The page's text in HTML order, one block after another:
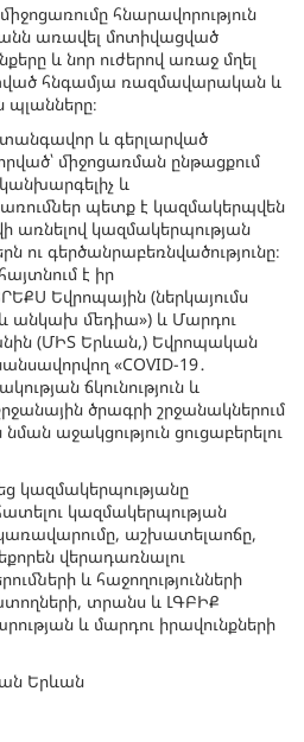
հնարավորություն
առավել մոտիվացված
և նոր ուժերով առաջ մղել
հնգամյա ռազմավարական և
և գերլարված
միջոցառման ընթացքում
և
պետք է կազմակերպվեն
առնելով կազմակերպության
ու գերծանրաբեռնվածությունը։
է իր
Եվրոպային (ներկայումս
անկախ մեդիա») և Մարդու
(ՄԻՏ Երևան,) Եվրոպական
«COVID-19․
ճկունություն և
ծրագրի շրջանակներում
աջակցություն ցուցաբերելու
կազմակերպությանը
կազմակերպության
կառավարումը, աշխատելաոճը,
վերադառնալու
և հաջողությունների
տրանս և ԼԳԲԻՔ
և մարդու իրավունքների
Երևան